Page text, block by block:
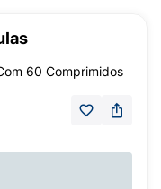
60 Comprimidos